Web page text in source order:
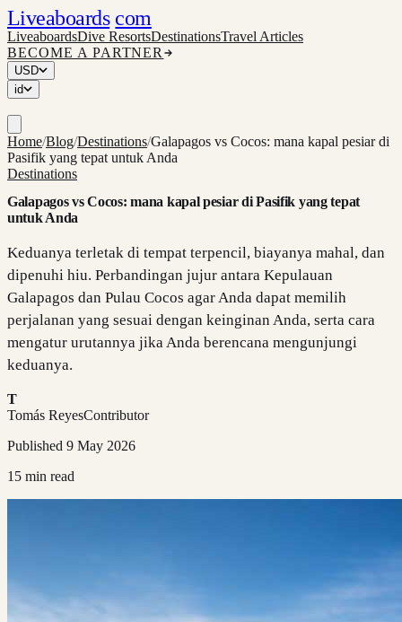
Liveaboards com
LiveaboardsDive ResortsDestinationsTravel Articles
BECOME A PARTNER
USD
id
Home/Blog/Destinations/Galapagos vs Cocos: mana kapal pesiar di
Pasifik yang tepat untuk Anda
Destinations
Galapagos vs Cocos: mana kapal pesiar di Pasifik yang tepat
untuk Anda
Keduanya terletak di tempat terpencil, biayanya mahal, dan
dipenuhi hiu. Perbandingan jujur antara Kepulauan
Galapagos dan Pulau Cocos agar Anda dapat memilih
perjalanan yang sesuai dengan keinginan Anda, serta cara
mengatur urutannya jika Anda berencana mengunjungi
keduanya.
T
Tomás ReyesContributor
Published 9 May 2026
15 min read